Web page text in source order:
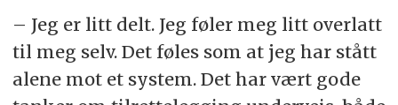
– Jeg er litt delt. Jeg føler meg litt overlatt
til meg selv. Det føles som at jeg har stått
alene mot et system. Det har vært gode